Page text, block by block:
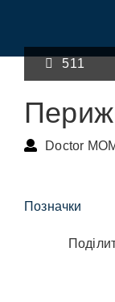
511
Doctor
Позначки